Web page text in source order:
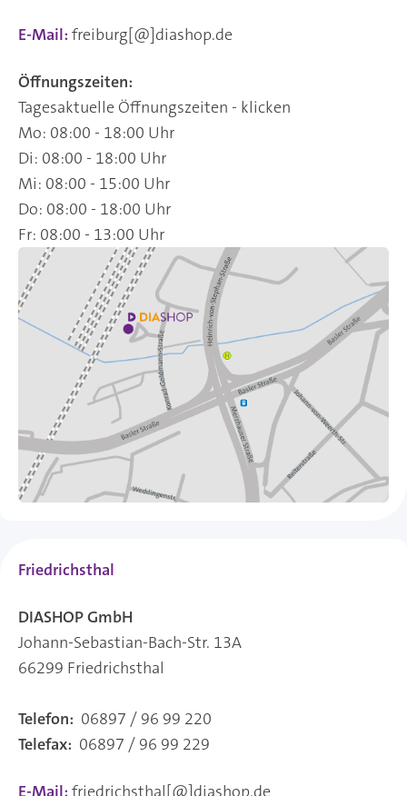
E-Mail: freiburg[@]diashop.de
Öffnungszeiten:
Tagesaktuelle Öffnungszeiten - klicken
Mo: 08:00 - 18:00 Uhr
Di: 08:00 - 18:00 Uhr
Mi: 08:00 - 15:00 Uhr
Do: 08:00 - 18:00 Uhr
Fr: 08:00 - 13:00 Uhr
Friedrichsthal
DIASHOP GmbH
Johann-Sebastian-Bach-Str. 13A
66299 Friedrichsthal
Telefon: 06897 / 96 99 220
Telefax: 06897 / 96 99 229